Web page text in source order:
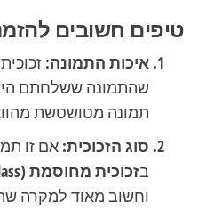
טיפים חשובים
איכות התמונה:
שהתמונה ששלחתם
תמונה מטושטשת
סוג הזכוכית: אם זו
בזכוכית מחוסמת
וחשוב מאוד למקרה